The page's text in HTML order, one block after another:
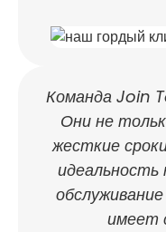
Команда Join
Они не
жесткие
имеет